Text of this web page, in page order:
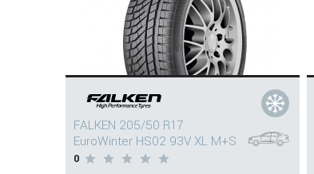
FALKEN 205/50 R17
EuroWinter HS02 93V XL M+S
0